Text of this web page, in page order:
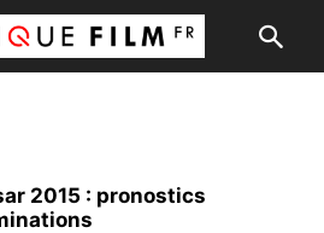
2015 : pronostics